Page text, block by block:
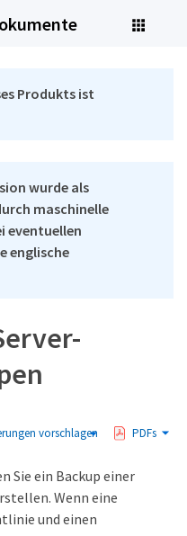
Produkts ist
wurde als
maschinelle
eventuellen
englische
vorschlagen PDFs
Sie ein Backup einer
Wenn eine
und einen